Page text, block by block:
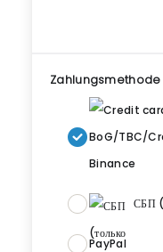
Zahlungsmethode
СБП
PayPal